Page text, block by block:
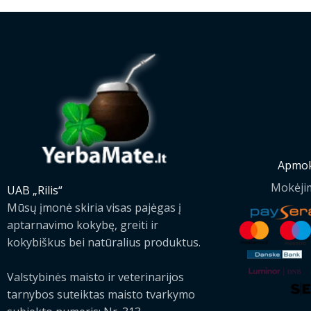
UAB „Rilis“
Mūsų įmonė skiria visas pajėgas į
aptarnavimo kokybę, greiti ir
kokybiškus bei natūralius produktus.
Valstybinės maisto ir veterinarijos
tarnybos suteiktas maisto tvarkymo